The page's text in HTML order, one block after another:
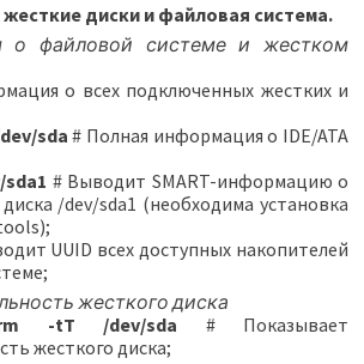
диски и файловая система.
о файловой системе и жестком
о всех подключенных жестких и
sda # Полная информация о IDE/ATA
# Выводит SMART-информацию о
/dev/sda1 (необходима установка
UUID всех доступных накопителей
жесткого диска
-tT /dev/sda # Показывает
жесткого диска;